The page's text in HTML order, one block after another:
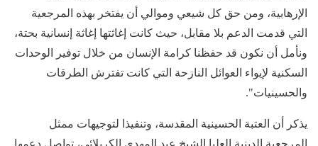
الإرهابية، ومن حق كل شيعي وموالي أن يفتخر بهذه المرجعية
التي قدمت الدعم بلا مقابل، حيث كانت إغاثتها إغاثة إنسانية بحتة،
ونأمل أن نكون قد حفظنا كرامة الإنسان من خلال توفير الوحدات
السكنية لإيواء العوائل النازحة التي كانت تفترش الطرقات
والحسينيات".
يذكر أن العتبة الحسينية المقدسة، وتنفيذا لتوجيهات ممثل
المرجعية الدينية العليا الشيخ عبد المهدي الكربلائي، تواصل دعمها